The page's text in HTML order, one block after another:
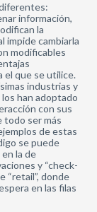
información,
la
impide cambiarla
modificables
el que se utilice.
industrias y
han adoptado
con sus
todo ser más
de estas
se puede
la de
y “check-
“retail”, donde
en las filas